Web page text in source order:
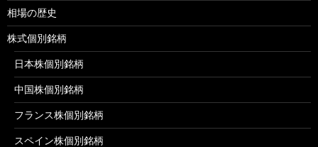
相場の歴史
株式個別銘柄
日本株個別銘柄
中国株個別銘柄
フランス株個別銘柄
スペイン株個別銘柄